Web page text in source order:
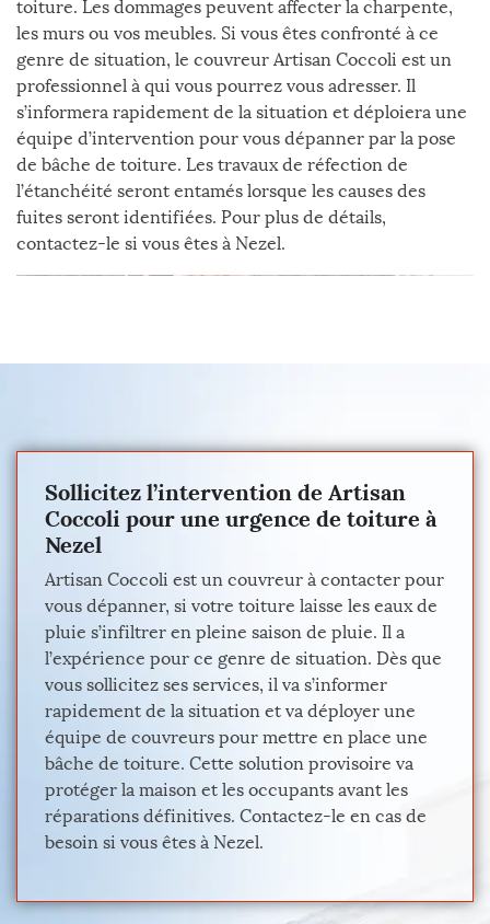
toiture. Les dommages peuvent affecter la charpente,
les murs ou vos meubles. Si vous êtes confronté à ce
genre de situation, le couvreur Artisan Coccoli est un
professionnel à qui vous pourrez vous adresser. Il
s’informera rapidement de la situation et déploiera une
équipe d’intervention pour vous dépanner par la pose
de bâche de toiture. Les travaux de réfection de
l’étanchéité seront entamés lorsque les causes des
fuites seront identifiées. Pour plus de détails,
contactez-le si vous êtes à Nezel.
Sollicitez l’intervention de Artisan
Coccoli pour une urgence de toiture à
Nezel
Artisan Coccoli est un couvreur à contacter pour
vous dépanner, si votre toiture laisse les eaux de
pluie s’infiltrer en pleine saison de pluie. Il a
l’expérience pour ce genre de situation. Dès que
vous sollicitez ses services, il va s’informer
rapidement de la situation et va déployer une
équipe de couvreurs pour mettre en place une
bâche de toiture. Cette solution provisoire va
protéger la maison et les occupants avant les
réparations définitives. Contactez-le en cas de
besoin si vous êtes à Nezel.